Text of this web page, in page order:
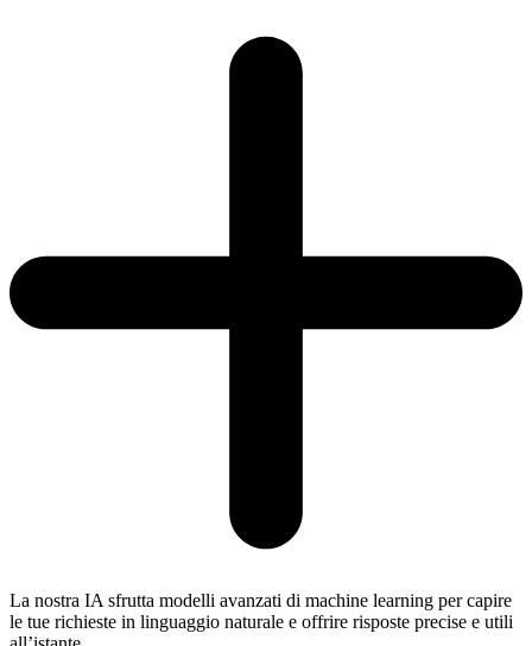
La nostra IA sfrutta modelli avanzati di machine learning per capire
le tue richieste in linguaggio naturale e offrire risposte precise e utili